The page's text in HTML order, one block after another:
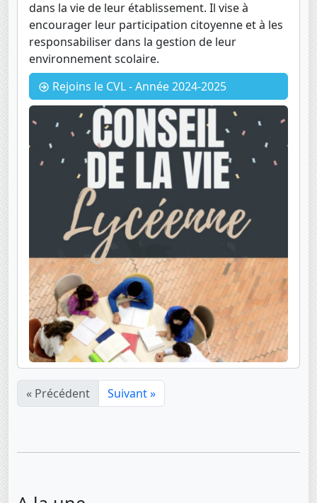
dans la vie de leur établissement. Il vise à
encourager leur participation citoyenne et à les
responsabiliser dans la gestion de leur
environnement scolaire.
Rejoins le CVL - Année 2024-2025
« Précédent Suivant »